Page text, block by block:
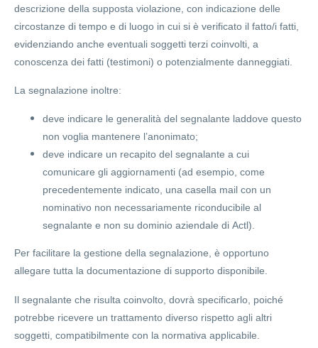
descrizione della supposta violazione, con indicazione delle
circostanze di tempo e di luogo in cui si è verificato il fatto/i fatti,
evidenziando anche eventuali soggetti terzi coinvolti, a
conoscenza dei fatti (testimoni) o potenzialmente danneggiati.
La segnalazione inoltre:
deve indicare le generalità del segnalante laddove questo
non voglia mantenere l’anonimato;
deve indicare un recapito del segnalante a cui
comunicare gli aggiornamenti (ad esempio, come
precedentemente indicato, una casella mail con un
nominativo non necessariamente riconducibile al
segnalante e non su dominio aziendale di Actl).
Per facilitare la gestione della segnalazione, è opportuno
allegare tutta la documentazione di supporto disponibile.
Il segnalante che risulta coinvolto, dovrà specificarlo, poiché
potrebbe ricevere un trattamento diverso rispetto agli altri
soggetti, compatibilmente con la normativa applicabile.